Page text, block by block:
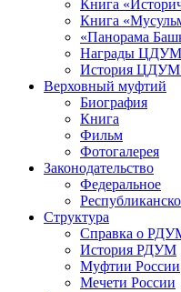
Книга
Книга
«Панорама
Награды ЦДУМ
История ЦДУМ
Верховный муфтий
Биография
Книга
Фильм
Фотогалерея
Законодательство
Федеральное
Структура
Справка о
История РДУМ
Муфтии России
Мечети России